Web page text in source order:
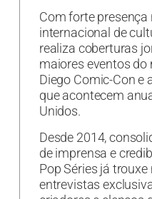
Com forte
internacional de
realiza coberturas
maiores eventos do
Diego Comic-Con e
que acontecem
Unidos.
Desde 2014,
de imprensa e
Pop Séries já
entrevistas